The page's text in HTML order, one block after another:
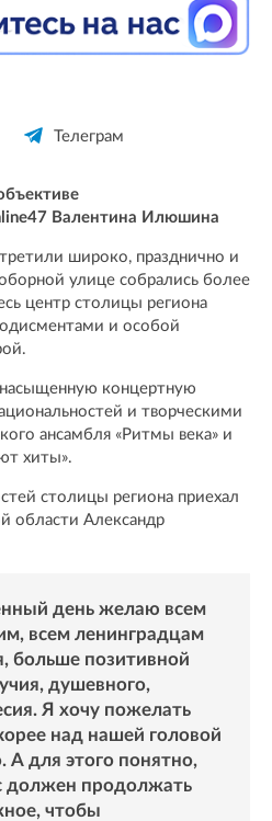
Телеграм
Валентина Илюшина
широко, празднично и
улице собрались более
центр столицы региона
и особой
концертную
и творческими
ансамбля «Ритмы века» и
хиты».
столицы региона приехал
области Александр
день желаю всем
всем ленинградцам
больше позитивной
душевного,
Я хочу пожелать
над нашей головой
для этого понятно,
должен продолжать
чтобы